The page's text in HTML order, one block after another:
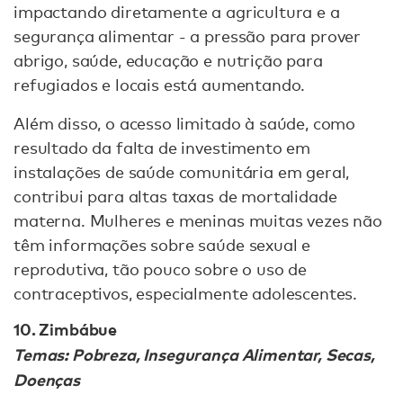
impactando diretamente a agricultura e a
segurança alimentar - a pressão para prover
abrigo, saúde, educação e nutrição para
refugiados e locais está aumentando.
Além disso, o acesso limitado à saúde, como
resultado da falta de investimento em
instalações de saúde comunitária em geral,
contribui para altas taxas de mortalidade
materna. Mulheres e meninas muitas vezes não
têm informações sobre saúde sexual e
reprodutiva, tão pouco sobre o uso de
contraceptivos, especialmente adolescentes.
10. Zimbábue
Temas: Pobreza, Insegurança Alimentar, Secas,
Doenças